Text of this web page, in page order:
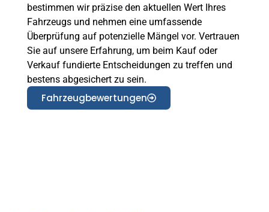
bestimmen wir präzise den aktuellen Wert Ihres
Fahrzeugs und nehmen eine umfassende
Überprüfung auf potenzielle Mängel vor. Vertrauen
Sie auf unsere Erfahrung, um beim Kauf oder
Verkauf fundierte Entscheidungen zu treffen und
bestens abgesichert zu sein.
Fahrzeugbewertungen